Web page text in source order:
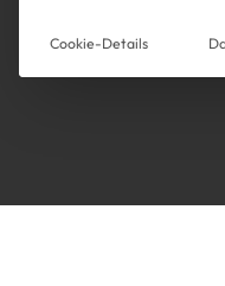
Cookie-Details